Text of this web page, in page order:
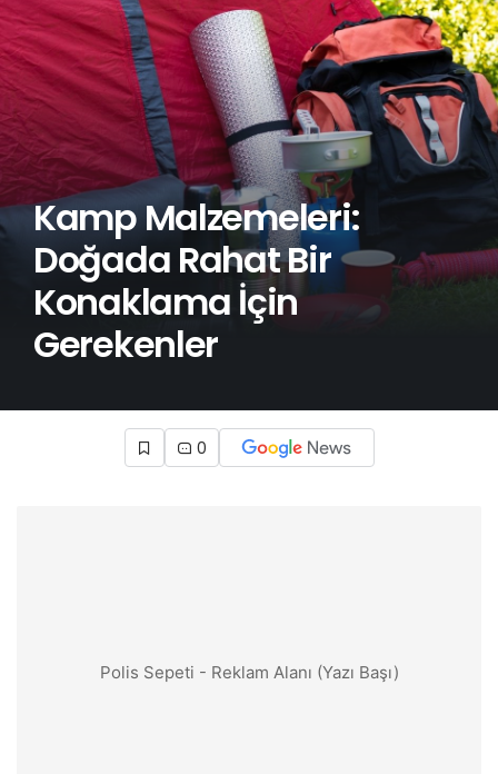
Kamp Malzemeleri:
Doğada Rahat Bir
Konaklama İçin
Gerekenler
0
Polis Sepeti - Reklam Alanı (Yazı Başı)